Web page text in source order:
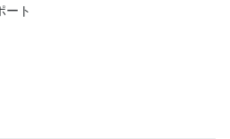
ート